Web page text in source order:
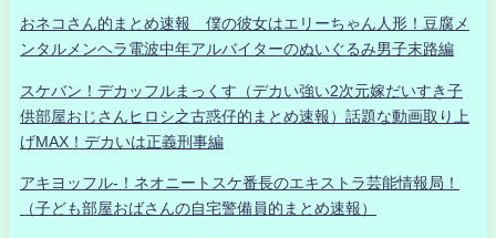
おネコさん的まとめ速報 僕の彼女はエリーちゃん人形！豆腐メ
ンタルメンヘラ電波中年アルバイターのぬいぐるみ男子末路編
スケバン！デカッフルまっくす（デカい強い2次元嫁だいすき子
供部屋おじさんヒロシ之古惑仔的まとめ速報）話題な動画取り上
げMAX！デカいは正義刑事編
アキヨッフル-！ネオニートスケ番長のエキストラ芸能情報局！
（子ども部屋おばさんの自宅警備員的まとめ速報）